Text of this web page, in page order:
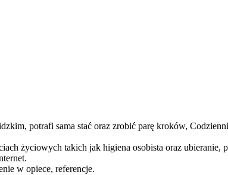
potrafi sama stać oraz zrobić parę kroków,
życiowych takich jak higiena osobista oraz ubieranie,
w opiece, referencje.